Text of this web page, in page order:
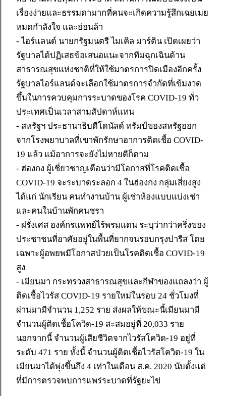
เรื่องง่ายและธรรมดามากที่คนจะเกิดความรู้สึกเฉยเมย
หมดกำลังใจ และอ่อนล้า
- ไอร์แลนด์ นายกรัฐมนตรี ไมเคิล มาร์ติน เปิดเผยว่า
รัฐบาลได้ปฏิเสธข้อเสนอแนะจากทีมฉุกเฉินด้าน
สาธารณสุขแห่งชาติที่ให้ใช้มาตรการปิดเมืองอีกครั้ง
รัฐบาลไอร์แลนด์จะเลือกใช้มาตรการจำกัดที่เข้มงวด
ขึ้นในการควบคุมการระบาดของโรค COVID-19 ทั่ว
ประเทศเป็นเวลาสามสัปดาห์แทน
- สหรัฐฯ ประธานาธิบดีโดนัลด์ ทรัมป์ของสหรัฐออก
จากโรงพยาบาลที่เขาพักรักษาอาการติดเชื้อ COVID-
19 แล้ว แม้อาการจะยังไม่หายดีก็ตาม
- ฮ่องกง ผู้เชี่ยวชาญเตือนว่ามีโอกาสที่โรคติดเชื้อ
COVID-19 จะระบาดระลอก 4 ในฮ่องกง กลุ่มเสี่ยงสูง
ได้แก่ นักเรียน คนทำงานบ้าน ผู้เช่าห้องแบบแบ่งเช่า
และคนในบ้านพักคนชรา
- ฝรั่งเศส องค์กรแพทย์ไร้พรมแดน ระบุว่ากว่าครึ่งของ
ประชาชนที่อาศัยอยู่ในพื้นที่ยากจนรอบกรุงปารีส โดย
เฉพาะผู้อพยพมีโอกาสป่วยเป็นโรคติดเชื้อ COVID-19
สูง
- เมียนมา กระทรวงสาธารณสุขและกีฬาของแถลงว่า ผู้
ติดเชื้อไวรัส COVID-19 รายใหม่ในรอบ 24 ชั่วโมงที่
ผ่านมามีจำนวน 1,252 ราย ส่งผลให้ขณะนี้เมียนมามี
จำนวนผู้ติดเชื้อโควิด-19 สะสมอยู่ที่ 20,033 ราย
นอกจากนี้ จำนวนผู้เสียชีวิตจากไวรัสโควิด-19 อยู่ที่
ระดับ 471 ราย ทั้งนี้ จำนวนผู้ติดเชื้อไวรัสโควิด-19 ใน
เมียนมาได้พุ่งขึ้นถึง 4 เท่าในเดือน ส.ค. 2020 นับตั้งแต่
ที่มีการตรวจพบการแพร่ระบาดที่รัฐยะไข่